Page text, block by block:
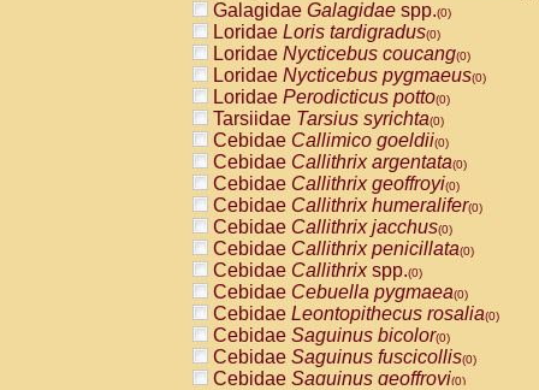
Galagidae Galagidae spp.(0)
Loridae Loris tardigradus(0)
Loridae Nycticebus coucang(0)
Loridae Nycticebus pygmaeus(0)
Loridae Perodicticus potto(0)
Tarsiidae Tarsius syrichta(0)
Cebidae Callimico goeldii(0)
Cebidae Callithrix argentata(0)
Cebidae Callithrix geoffroyi(0)
Cebidae Callithrix humeralifer(0)
Cebidae Callithrix jacchus(0)
Cebidae Callithrix penicillata(0)
Cebidae Callithrixspp.(0)
Cebidae Cebuella pygmaea(0)
Cebidae Leontopithecus rosalia(0)
Cebidae Saguinus bicolor(0)
Cebidae Saguinus fuscicollis(0)
Cebidae Saguinus geoffroyi(0)